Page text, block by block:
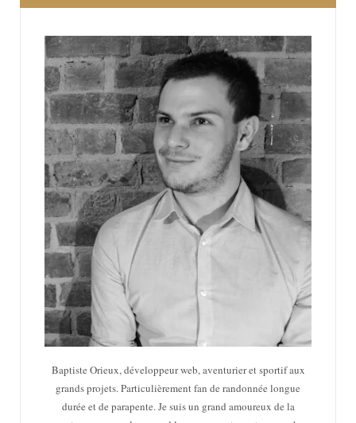
Baptiste Orieux, développeur web, aventurier et sportif aux
grands projets. Particulièrement fan de randonnée longue
durée et de parapente. Je suis un grand amoureux de la